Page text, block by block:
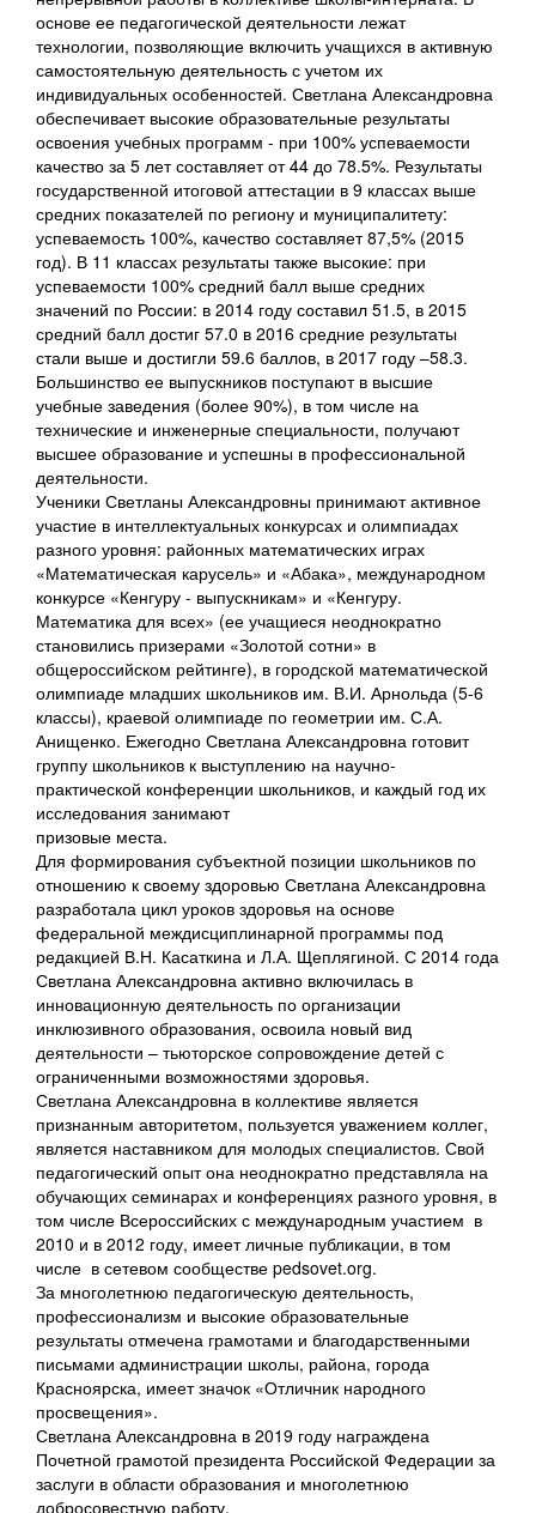
основе ее педагогической деятельности лежат
технологии, позволяющие включить учащихся в активную
самостоятельную деятельность с учетом их
индивидуальных особенностей. Светлана Александровна
обеспечивает высокие образовательные результаты
освоения учебных программ - при 100% успеваемости
качество за 5 лет составляет от 44 до 78.5%. Результаты
государственной итоговой аттестации в 9 классах выше
средних показателей по региону и муниципалитету:
успеваемость 100%, качество составляет 87,5% (2015
год). В 11 классах результаты также высокие: при
успеваемости 100% средний балл выше средних
значений по России: в 2014 году составил 51.5, в 2015
средний балл достиг 57.0 в 2016 средние результаты
стали выше и достигли 59.6 баллов, в 2017 году –58.3.
Большинство ее выпускников поступают в высшие
учебные заведения (более 90%), в том числе на
технические и инженерные специальности, получают
высшее образование и успешны в профессиональной
деятельности.
Ученики Светланы Александровны принимают активное
участие в интеллектуальных конкурсах и олимпиадах
разного уровня: районных математических играх
«Математическая карусель» и «Абака», международном
конкурсе «Кенгуру - выпускникам» и «Кенгуру.
Математика для всех» (ее учащиеся неоднократно
становились призерами «Золотой сотни» в
общероссийском рейтинге), в городской математической
олимпиаде младших школьников им. В.И. Арнольда (5-6
классы), краевой олимпиаде по геометрии им. С.А.
Анищенко. Ежегодно Светлана Александровна готовит
группу школьников к выступлению на научно-
практической конференции школьников, и каждый год их
исследования занимают
призовые места.
Для формирования субъектной позиции школьников по
отношению к своему здоровью Светлана Александровна
разработала цикл уроков здоровья на основе
федеральной междисциплинарной программы под
редакцией В.Н. Касаткина и Л.А. Щеплягиной. С 2014 года
Светлана Александровна активно включилась в
инновационную деятельность по организации
инклюзивного образования, освоила новый вид
деятельности – тьюторское сопровождение детей с
ограниченными возможностями здоровья.
Светлана Александровна в коллективе является
признанным авторитетом, пользуется уважением коллег,
является наставником для молодых специалистов. Свой
педагогический опыт она неоднократно представляла на
обучающих семинарах и конференциях разного уровня, в
том числе Всероссийских с международным участием в
2010 и в 2012 году, имеет личные публикации, в том
числе в сетевом сообществе pedsovet.org.
За многолетнюю педагогическую деятельность,
профессионализм и высокие образовательные
результаты отмечена грамотами и благодарственными
письмами администрации школы, района, города
Красноярска, имеет значок «Отличник народного
просвещения».
Светлана Александровна в 2019 году награждена
Почетной грамотой президента Российской Федерации за
заслуги в области образования и многолетнюю
добросовестную работу.